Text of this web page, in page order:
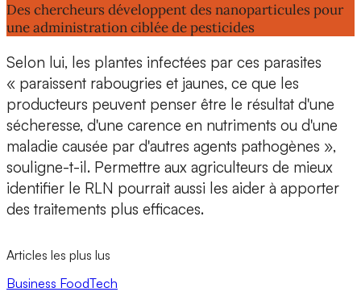
Des chercheurs développent des nanoparticules pour
une administration ciblée de pesticides
Selon lui, les plantes infectées par ces parasites
« paraissent rabougries et jaunes, ce que les
producteurs peuvent penser être le résultat d'une
sécheresse, d'une carence en nutriments ou d'une
maladie causée par d'autres agents pathogènes »,
souligne-t-il. Permettre aux agriculteurs de mieux
identifier le RLN pourrait aussi les aider à apporter
des traitements plus efficaces.
Articles les plus lus
Business FoodTech